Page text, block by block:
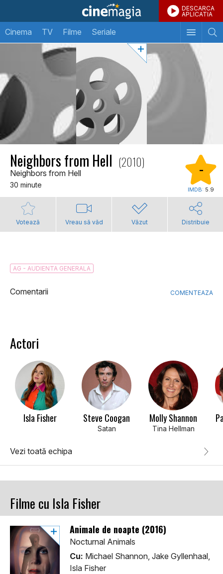
DESCARCA
APLICATIA
Cinema TV Filme Seriale
Neighbors from Hell (2010)
Neighbors from Hell
30 minute
-
IMDB: 5.9
Votează Vreau să văd Văzut Distribuie
AG - AUDIENTA GENERALA
Comentarii COMENTEAZA
Actori
Isla Fisher Steve Coogan
Satan
Molly Shannon
Tina Hellman
Vezi toată echipa
Filme cu Isla Fisher
Animale de noapte (2016)
Nocturnal Animals
Cu: Michael Shannon, Jake Gyllenhaal,
Isla Fisher